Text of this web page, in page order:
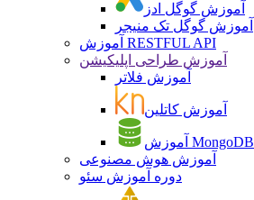
آموزش گوگل ادز
آموزش گوگل تک منیجر
آموزش RESTFUL API
آموزش طراحی اپلیکیشن
آموزش فلاتر
آموزش کاتلین
آموزش MongoDB
آموزش هوش مصنوعی
دوره آموزش سئو